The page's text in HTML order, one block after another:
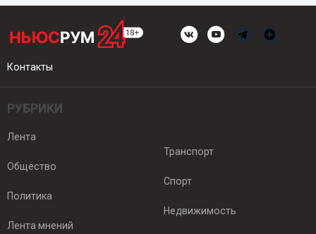
Контакты
РУБРИКИ
Лента
Общество
Политика
Лента мнений
Транспорт
Спорт
Недвижимость